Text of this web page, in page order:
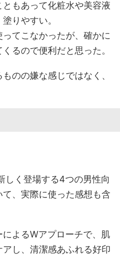
もあって化粧水や美容液
りやすい。
てこなかったが、確かに
るので便利だと思った。
のの嫌な感じではなく、
しく登場する4つの男性向
、実際に使った感想も含
よるWアプローチで、肌
し、清潔感あふれる好印